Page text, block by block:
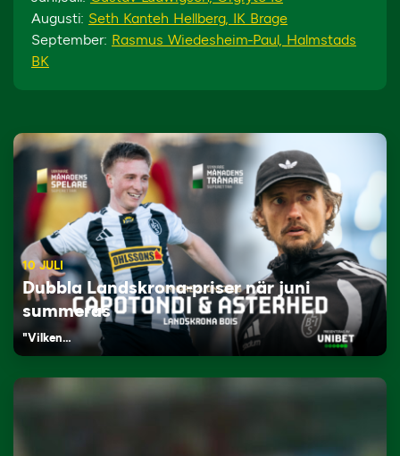
Augusti: Seth Kanteh Hellberg, IK Brage
September: Rasmus Wiedesheim-Paul, Halmstads
BK
10 JULI
Dubbla Landskrona-priser när juni
summeras
"Vilken…